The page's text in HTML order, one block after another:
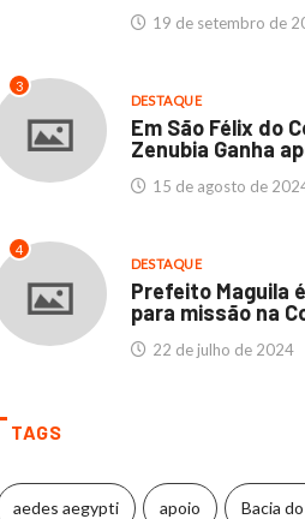
19 de setembro de
3
DESTAQUE
Em São Félix do
Zenubia Ganha
15 de agosto de
4
DESTAQUE
Prefeito Maguila
para missão na
22 de julho de 2024
TAGS
aedes aegypti apoio Bacia